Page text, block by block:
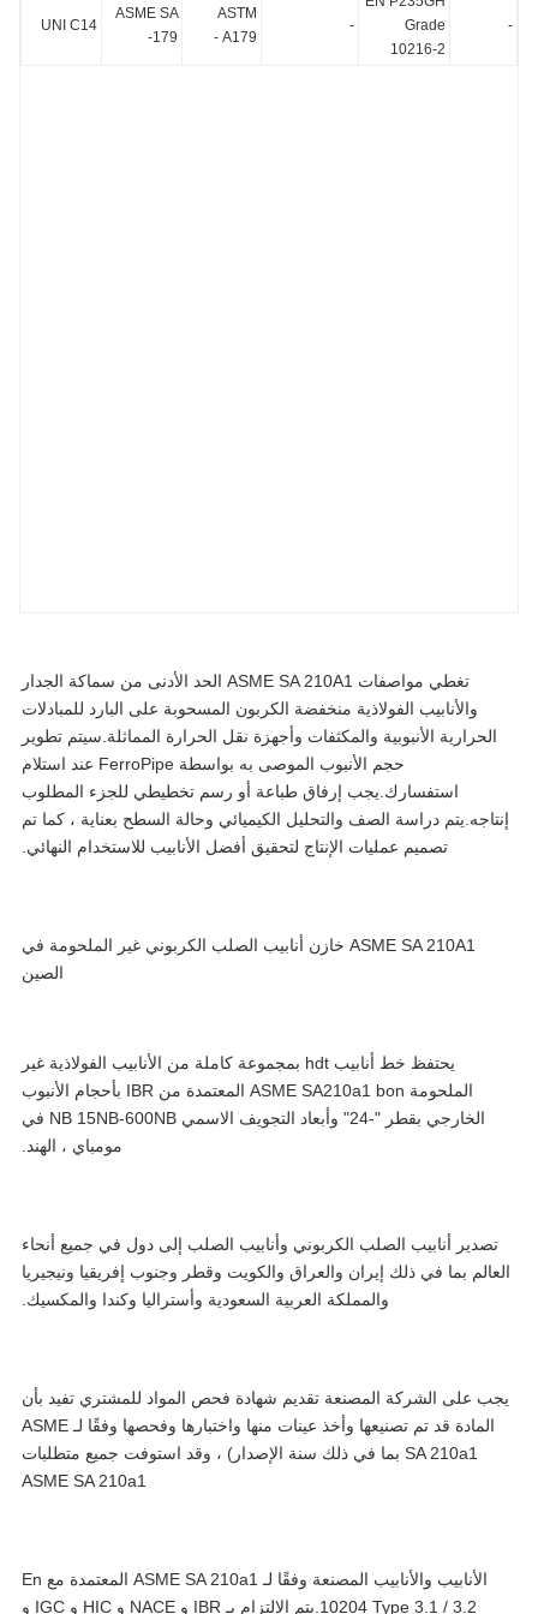
Grade
10216-2
ASME SA
179-
UNI C14
تغطي مواصفات ASME SA 210A1 الحد الأدنى من سماكة الجدار
والأنابيب الفولاذية منخفضة الكربون المسحوبة على البارد للمبادلات
الحرارية الأنبوبية والمكثفات وأجهزة نقل الحرارة المماثلة.سيتم تطوير
حجم الأنبوب الموصى به بواسطة FerroPipe عند استلام
استفسارك.يجب إرفاق طباعة أو رسم تخطيطي للجزء المطلوب
دراسة الصف والتحليل الكيميائي وحالة السطح بعناية ، كما تم
تصميم عمليات الإنتاج لتحقيق أفضل الأنابيب للاستخدام النهائي.
ASME SA 210A1 خازن أنابيب الصلب الكربوني غير الملحومة في
الصين
يحتفظ خط أنابيب hdt بمجموعة كاملة من الأنابيب الفولاذية غير
الملحومة ASME SA210a1 bon المعتمدة من IBR بأحجام الأنبوب
الخارجي بقطر "-24" وأبعاد التجويف الاسمي NB 15NB-600NB في
مومباي ، الهند.
تصدير أنابيب الصلب الكربوني وأنابيب الصلب إلى دول في جميع أنحاء
بما في ذلك إيران والعراق والكويت وقطر وجنوب إفريقيا ونيجيريا
والمملكة العربية السعودية وأستراليا وكندا والمكسيك.
على الشركة المصنعة تقديم شهادة فحص المواد للمشتري تفيد بأن
المادة قد تم تصنيعها وأخذ عينات منها واختبارها وفحصها وفقًا لـ ASME
SA 210a1 بما في ذلك سنة الإصدار) ، وقد استوفت جميع متطلبات
ASME SA 210a1
الأنابيب والأنابيب المصنعة وفقًا لـ ASME SA 210a1 المعتمدة مع En
10204 Type 3.1 / 3.2.يتم الالتزام بـ IBR و NACE و HIC و IGC و